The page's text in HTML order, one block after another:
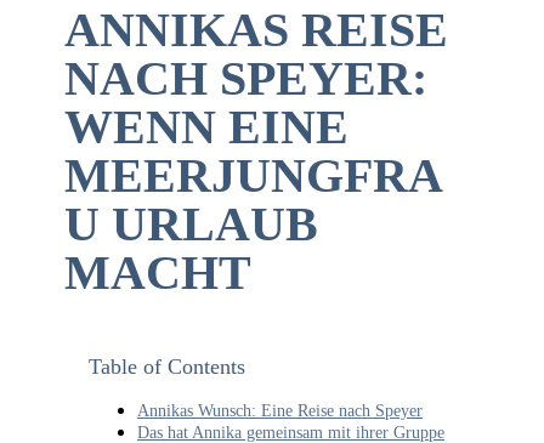
ANNIKAS REISE
NACH SPEYER:
WENN EINE
MEERJUNGFRA
U URLAUB
MACHT
Table of Contents
Annikas Wunsch: Eine Reise nach Speyer
Das hat Annika gemeinsam mit ihrer Gruppe